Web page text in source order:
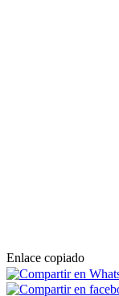
Enlace copiado